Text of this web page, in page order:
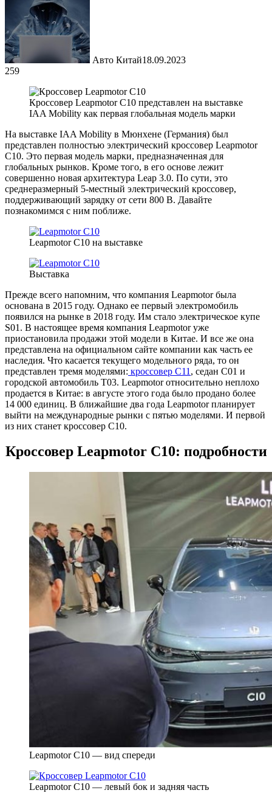
Авто Китай18.09.2023
259
Кроссовер Leapmotor C10 представлен на выставке
IAA Mobility как первая глобальная модель марки
На выставке IAA Mobility в Мюнхене (Германия) был
представлен полностью электрический кроссовер Leapmotor
C10. Это первая модель марки, предназначенная для
глобальных рынков. Кроме того, в его основе лежит
совершенно новая архитектура Leap 3.0. По сути, это
среднеразмерный 5-местный электрический кроссовер,
поддерживающий зарядку от сети 800 В. Давайте
познакомимся с ним поближе.
Leapmotor C10 на выставке
Выставка
Прежде всего напомним, что компания Leapmotor была
основана в 2015 году. Однако ее первый электромобиль
появился на рынке в 2018 году. Им стало электрическое купе
S01. В настоящее время компания Leapmotor уже
приостановила продажи этой модели в Китае. И все же она
представлена на официальном сайте компании как часть ее
наследия. Что касается текущего модельного ряда, то он
представлен тремя моделями: кроссовер C11 , седан C01 и
городской автомобиль T03. Leapmotor относительно неплохо
продается в Китае: в августе этого года было продано более
14 000 единиц. В ближайшие два года Leapmotor планирует
выйти на международные рынки с пятью моделями. И первой
из них станет кроссовер C10.
Кроссовер Leapmotor C10: подробности
Leapmotor C10 — вид спереди
Leapmotor C10 — левый бок и задняя часть